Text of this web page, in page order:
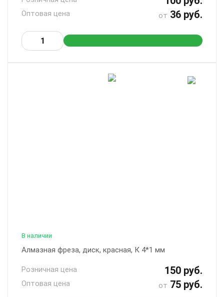
Оптовая цена от 36 руб.
В наличии
Алмазная фреза, диск, красная, К 4*1 мм
Розничная цена 150 руб.
Оптовая цена от 75 руб.